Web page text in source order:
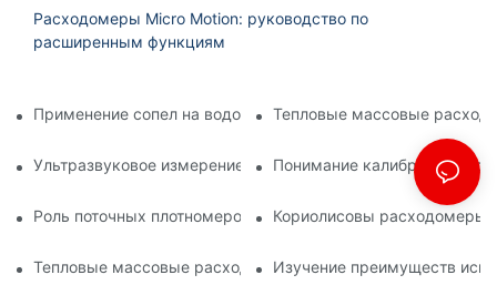
Расходомеры Micro Motion: руководство по
расширенным функциям
Применение сопел на водоочистных сооружениях
Тепловые массовые
Ультразвуковое измерение плотности: методы и
Понимание калибровки
Роль поточных плотномеров в процессах нефтепереработки
Кориолисовы расходомеры:
Тепловые массовые расходомеры: применение в
Изучение преимуществ